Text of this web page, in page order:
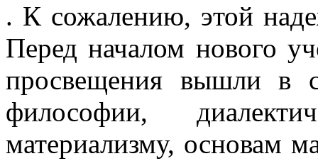
. К сожалению, этой
Пе­ред началом нового
просве­щения вышли в
философии,
материализму, основам